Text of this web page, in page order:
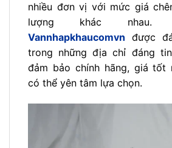
nhiều đơn vị với mức giá
lượng khác nhau.
Vannhapkhaucomvn được
trong những địa chỉ đáng
đảm bảo chính hãng, giá tốt
có thể yên tâm lựa chọn.